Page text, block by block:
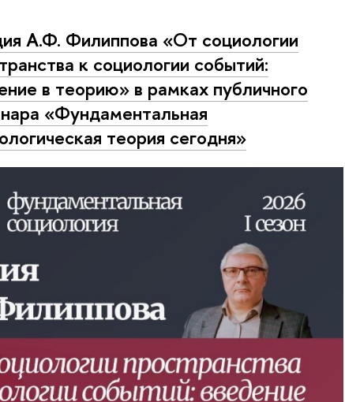
А.Ф. Филиппова «От социологии
к социологии событий:
в теорию» в рамках публичного
«Фундаментальная
теория сегодня»